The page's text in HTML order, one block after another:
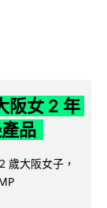
阪女 2 年
品
歲大阪女子，